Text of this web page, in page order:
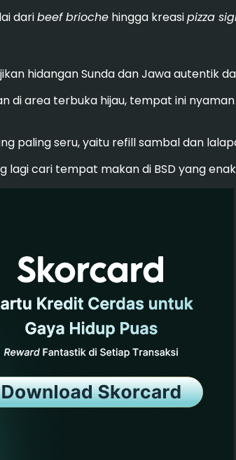
daribeef brioche hingga kreasipizza
hidangan Sunda dan Jawa autentik
di area terbuka hijau, tempat ini
paling seru, yaitu refill sambal dan
cari tempat makan di BSD yang